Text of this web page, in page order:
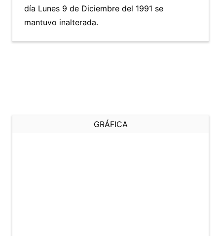
día Lunes 9 de Diciembre del 1991 se
mantuvo inalterada.
GRÁFICA